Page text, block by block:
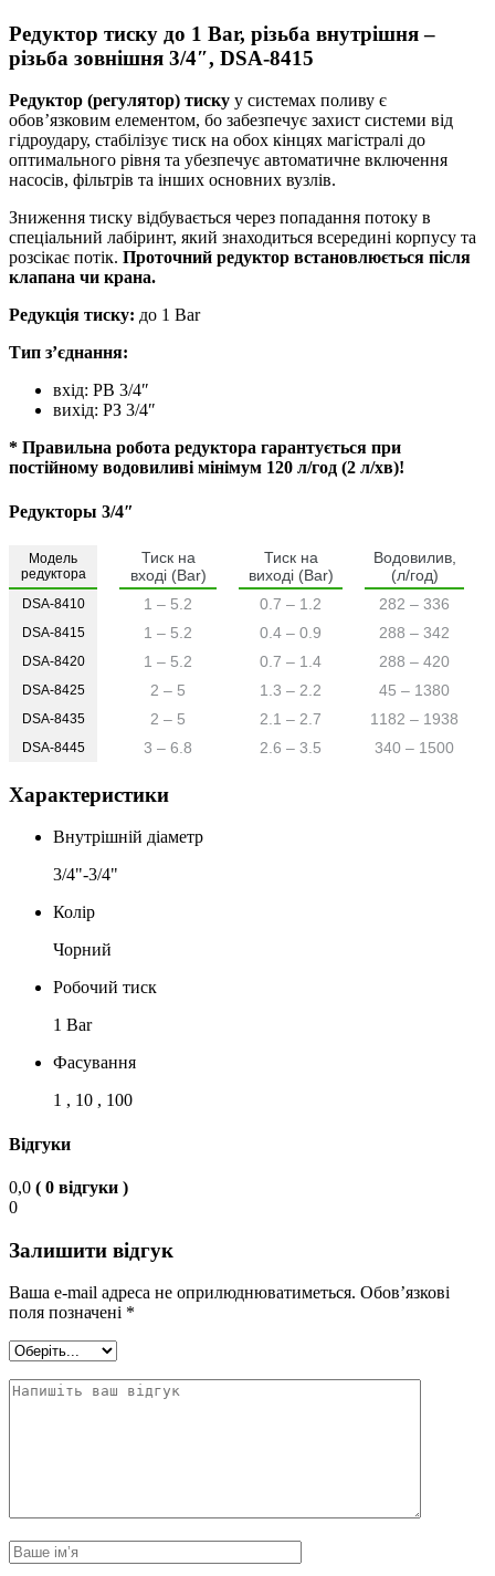
Редуктор тиску до 1 Bar, різьба внутрішня –
різьба зовнішня 3/4″, DSA-8415
Редуктор (регулятор) тиску у системах поливу є
обов’язковим елементом, бо забезпечує захист системи від
гідроудару, стабілізує тиск на обох кінцях магістралі до
оптимального рівня та убезпечує автоматичне включення
насосів, фільтрів та інших основних вузлів.
Зниження тиску відбувається через попадання потоку в
спеціальний лабіринт, який знаходиться всередині корпусу та
розсікає потік. Проточний редуктор встановлюється після
клапана чи крана.
Редукція тиску: до 1 Bar
Тип з’єднання:
вхід: РВ 3/4″
вихід: РЗ 3/4″
* Правильна робота редуктора гарантується при
постійному водовиливі мінімум 120 л/год (2 л/хв)!
Редукторы 3/4″
Модель
редуктора
Тиск на
вході (Bar)
Тиск на
виході (Bar)
Водовилив,
(л/год)
DSA-8410 1 – 5.2 0.7 – 1.2 282 – 336
DSA-8415 1 – 5.2 0.4 – 0.9 288 – 342
DSA-8420 1 – 5.2 0.7 – 1.4 288 – 420
DSA-8425 2 – 5 1.3 – 2.2 45 – 1380
DSA-8435 2 – 5 2.1 – 2.7 1182 – 1938
DSA-8445 3 – 6.8 2.6 – 3.5 340 – 1500
Характеристики
Внутрішній діаметр
3/4"-3/4"
Колір
Чорний
Робочий тиск
1 Bar
Фасування
1 , 10 , 100
Відгуки
0,0 ( 0 відгуки )
0
Залишити відгук
Ваша e-mail адреса не оприлюднюватиметься. Обов’язкові
поля позначені *